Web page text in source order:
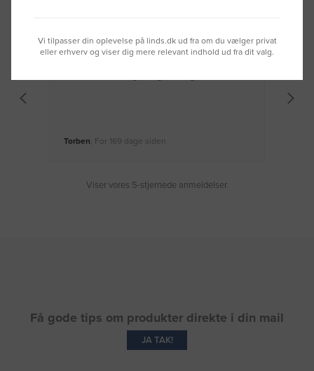
Torben , For 169 dage siden
Viser vores 5-stjernede anmeldelser.
Få gode tips om produkter direkte i din mail
JA TAK!
Vi tilpasser din oplevelse på linds.dk ud fra om du vælger privat
eller erhverv og viser dig mere relevant indhold ud fra dit valg.